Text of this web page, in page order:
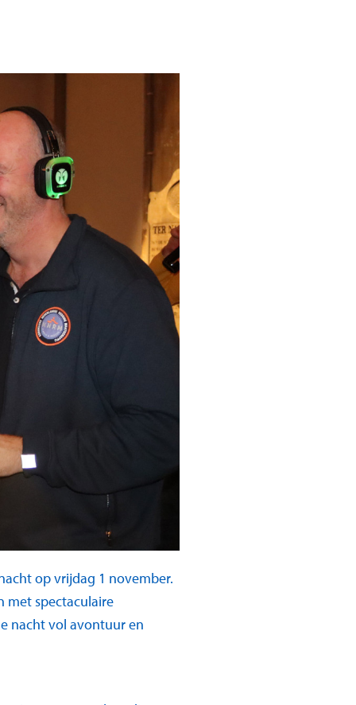
op vrijdag 1 november.
met spectaculaire
nacht vol avontuur en